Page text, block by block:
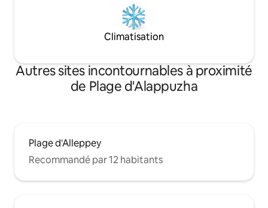
Climatisation
Autres sites incontournables à proximité
de Plage d'Alappuzha
Plage d'Alleppey
Recommandé par 12 habitants